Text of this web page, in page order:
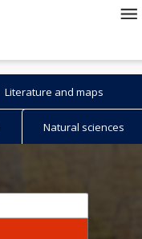
Literature and maps
Natural sciences